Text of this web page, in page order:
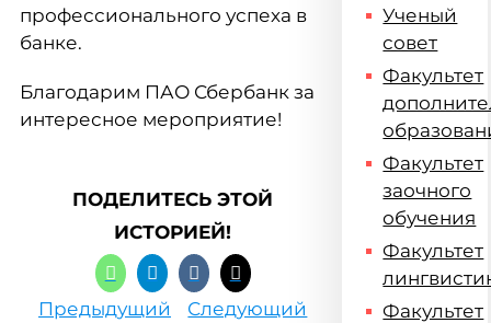
профессионального успеха в
банке.
Благодарим ПАО Сбербанк за
интересное мероприятие!
ПОДЕЛИТЕСЬ ЭТОЙ
ИСТОРИЕЙ!
Предыдущий Следующий
Ученый
совет
Факультет
Факультет
заочного
обучения
Факультет
Факультет